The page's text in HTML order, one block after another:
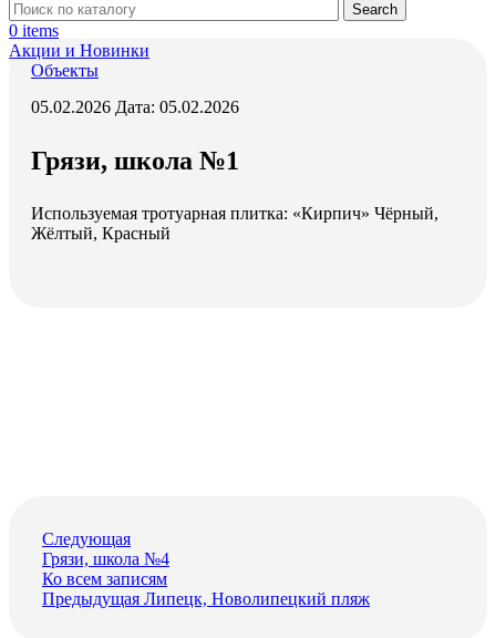
Search
0 items
Акции и Новинки
Объекты
05.02.2026 Дата: 05.02.2026
Грязи, школа №1
Используемая тротуарная плитка: «Кирпич» Чёрный,
Жёлтый, Красный
Следующая
Грязи, школа №4
Ко всем записям
Предыдущая Липецк, Новолипецкий пляж